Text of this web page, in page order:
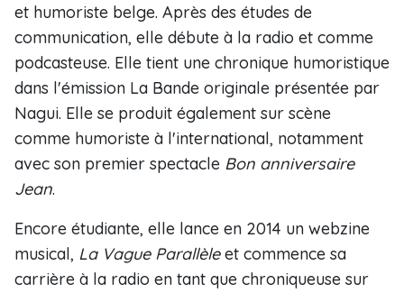
et humoriste belge. Après des études de
communication, elle débute à la radio et comme
podcasteuse. Elle tient une chronique humoristique
dans l'émission La Bande originale présentée par
Nagui. Elle se produit également sur scène
comme humoriste à l'international, notamment
avec son premier spectacle Bon anniversaire
Jean.
Encore étudiante, elle lance en 2014 un webzine
musical, La Vague Parallèleet commence sa
carrière à la radio en tant que chroniqueuse sur